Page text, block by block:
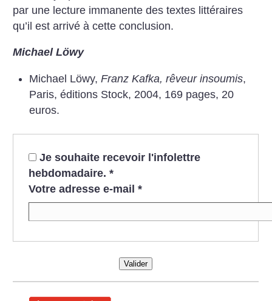
par une lecture immanente des textes littéraires
qu’il est arrivé à cette conclusion.
Michael Löwy
Michael Löwy, Franz Kafka, rêveur insoumis,
Paris, éditions Stock, 2004, 169 pages, 20
euros.
Je souhaite recevoir l'infolettre
hebdomadaire. *
Votre adresse e-mail *
Valider